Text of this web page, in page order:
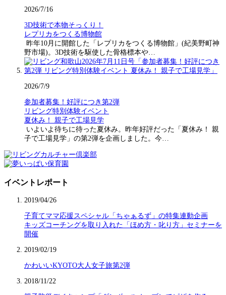
2026/7/16
3D技術で本物そっくり！
レプリカをつくる博物館
昨年10月に開館した「レプリカをつくる博物館」(紀美野町神
野市場)。3D技術を駆使した骨格標本や…
2026/7/9
参加者募集！好評につき第2弾
リビング特別体験イベント
夏休み！ 親子で工場見学
いよいよ待ちに待った夏休み。昨年好評だった「夏休み！ 親
子で工場見学」の第2弾を企画しました。今…
イベントレポート
2019/04/26
子育てママ応援スペシャル「ちゃぁるず」の特集連動企画
キッズコーチングを取り入れた「ほめ方・叱り方」セミナーを
開催
2019/02/19
かわいいKYOTO大人女子旅第2弾
2018/11/22